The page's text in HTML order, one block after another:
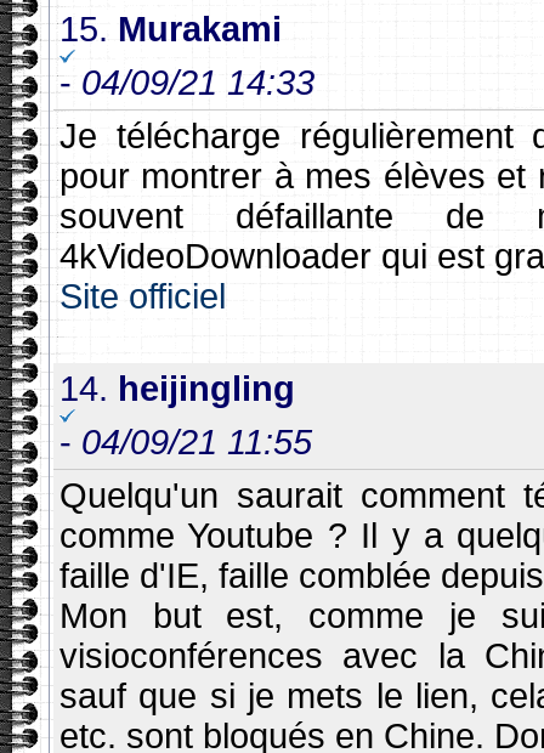
15. Murakami
- 04/09/21 14:33
Je télécharge régulièrement
pour montrer à mes élèves et
souvent défaillante
4kVideoDownloader qui est
Site officiel
14. heijingling
- 04/09/21 11:55
Quelqu'un saurait comment
comme Youtube ? Il y a
faille d'IE, faille comblée
Mon but est, comme je
visioconférences avec la
sauf que si je mets le lien,
etc. sont bloqués en Chine.